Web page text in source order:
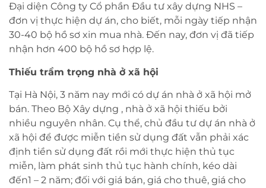
Đại diện Công ty Cổ phần Đầu tư xây dựng NHS –
đơn vị thực hiện dự án, cho biết, mỗi ngày tiếp nhận
30-40 bộ hồ sơ xin mua nhà. Đến nay, đơn vị đã tiếp
nhận hơn 400 bộ hồ sơ hợp lệ.
Thiếu trầm trọng nhà ở xã hội
Tại Hà Nội, 3 năm nay mới có dự án nhà ở xã hội mở
bán. Theo Bộ Xây dựng , nhà ở xã hội thiếu bởi
nhiều nguyên nhân. Cụ thể, chủ đầu tư dự án nhà ở
xã hội để được miễn tiền sử dụng đất vẫn phải xác
định tiền sử dụng đất rồi mới thực hiện thủ tục
miễn, làm phát sinh thủ tục hành chính, kéo dài
đến1 – 2 năm; đối với giá bán, giá cho thuê, giá cho